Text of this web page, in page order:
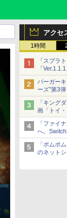
アクセ
1時間
「スプラ
「
する不具
バーガー
ーズ”第3
8月7日発売
「特製ガ
型チーズバ
「キング
画「トイ
布決定！
本日8月7
「ファイ
へ。
「ポムポ
のネット
「おもち